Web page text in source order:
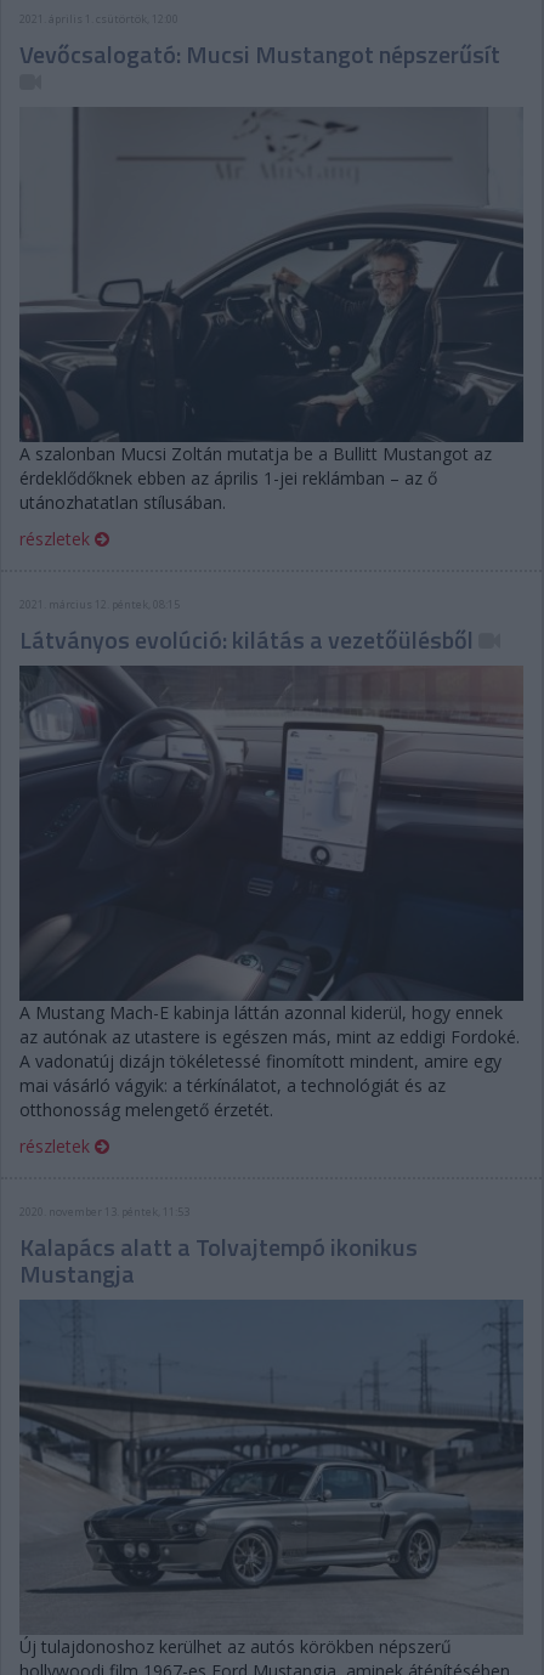
2021. április 1. csütörtök, 12:00
Vevőcsalogató: Mucsi Mustangot népszerűsít
A szalonban Mucsi Zoltán mutatja be a Bullitt Mustangot az
érdeklődőknek ebben az április 1-jei reklámban – az ő
utánozhatatlan stílusában.
részletek
2021. március 12. péntek, 08:15
Látványos evolúció: kilátás a vezetőülésből
A Mustang Mach-E kabinja láttán azonnal kiderül, hogy ennek
az autónak az utastere is egészen más, mint az eddigi Fordoké.
A vadonatúj dizájn tökéletessé finomított mindent, amire egy
mai vásárló vágyik: a térkínálatot, a technológiát és az
otthonosság melengető érzetét.
részletek
2020. november 13. péntek, 11:53
Kalapács alatt a Tolvajtempó ikonikus
Mustangja
Új tulajdonoshoz kerülhet az autós körökben népszerű